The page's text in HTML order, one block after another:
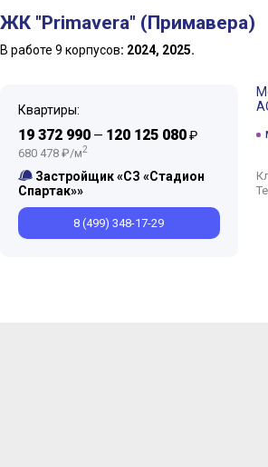
ЖК "Primavera" (Примавера)
В работе 9 корпусов: 2024, 2025.
Квартиры:
19 372 990— 120 125 080₽
680 478 ₽/м2
Застройщик «СЗ «Стадион
Спартак»»
8 (499) 348-17-29